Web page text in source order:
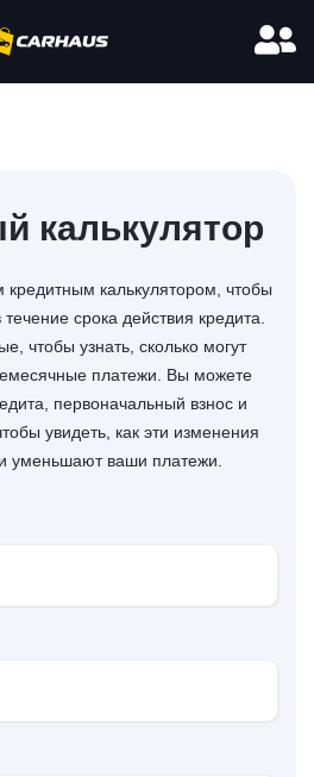
калькулятор
кредитным калькулятором, чтобы
срока действия кредита.
чтобы узнать, сколько могут
платежи. Вы можете
первоначальный взнос и
увидеть, как эти изменения
уменьшают ваши платежи.